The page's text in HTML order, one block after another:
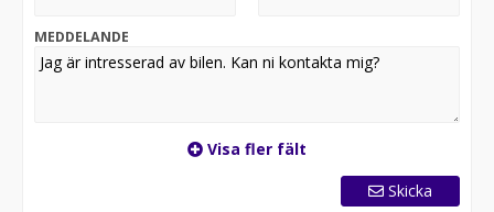
samtidigt som den erbjuder gott om utrymme och
premiumkänsla för både vardag och långresor.
MEDDELANDE
Visa fler fält
Skicka